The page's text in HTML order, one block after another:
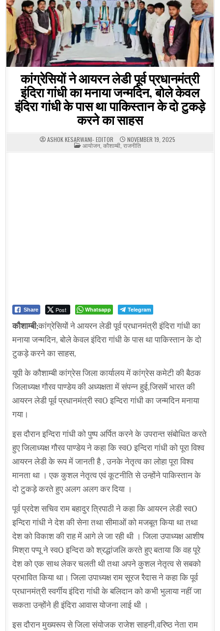
कांग्रेसियों ने आयरन लेडी पूर्व प्रधानमंत्री
इंदिरा गांधी का मनाया जन्मदिन, बोले केवल
इंदिरा गांधी के पास था पाकिस्तान के दो टुकड़े
करने का साहस
ASHOK KESARWANI- EDITOR NOVEMBER 19, 2025
POSTED
IN
आयोजन कौशाम्बी राजनीति
Share Post Whatsapp Telegram
कौशाम्बी:कांग्रेसियों ने आयरन लेडी पूर्व प्रधानमंत्री इंदिरा गांधी का
मनाया जन्मदिन, बोले केवल इंदिरा गांधी के पास था पाकिस्तान के दो
टुकड़े करने का साहस,
यूपी के कौशाम्बी कांग्रेस जिला कार्यालय में कांग्रेस कमेटी की बैठक
जिलाध्यक्ष गौरव पाण्डेय की अध्यक्षता में संपन्न हुई,जिसमें भारत की
आयरन लेडी पूर्व प्रधानमंत्री स्व0 इन्दिरा गांधी का जन्मदिन मनाया
गया।
इस दौरान इन्दिरा गांधी को पुष्प अर्पित करने के उपरान्त संबोधित करते
हुए जिलाध्यक्ष गौरव पाण्डेय ने कहा कि स्व0 इन्दिरा गांधी को पूरा विश्व
आयरन लेडी के रूप में जानती है , उनके नेतृत्व का लोहा पूरा विश्व
मानता था । एक कुशल नेतृत्व एवं कूटनीति से उन्होंने पाकिस्तान के
दो टुकड़े करते हुए अलग अलग कर दिया ।
पूर्व प्रदेश सचिव राम बहादुर त्रिपाठी ने कहा कि आयरन लेडी स्व0
इन्दिरा गांधी ने देश की सेना तथा सीमाओं को मजबूत किया था तथा
देश को विकाश की राह में आगे ले जा रही थी । जिला उपाध्यक्ष आशीष
मिश्रा पप्पू ने स्व0 इन्दिरा को श्रद्धांजलि करते हुए बताया कि वह पूरे
देश को एक साथ लेकर चलती थी तथा अपने कुशल नेतृत्व से सबको
प्रभावित किया था। जिला उपाध्यक्ष राम सूरज रैदास ने कहा कि पूर्व
प्रधानमंत्री स्वर्गीय इंदिरा गांधी के बलिदान को कभी भुलाया नहीं जा
सकता उन्होंने ही इंदिरा आवास योजना लाई थी ।
इस दौरान मुख्यरूप से जिला संयोजक राजेश साहनी,वरिष्ठ नेता राम